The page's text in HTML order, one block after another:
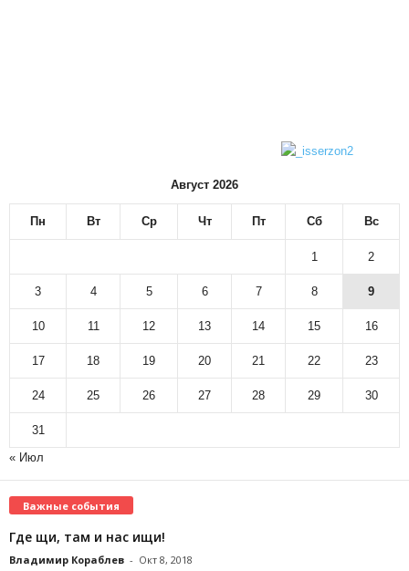
Август 2026
Пн Вт Ср Чт Пт Сб Вс
1 2
3 4 5 6 7 8 9
10 11 12 13 14 15 16
17 18 19 20 21 22 23
24 25 26 27 28 29 30
31
« Июл
Важные события
Где щи, там и нас ищи!
Владимир Кораблев - Окт 8, 2018